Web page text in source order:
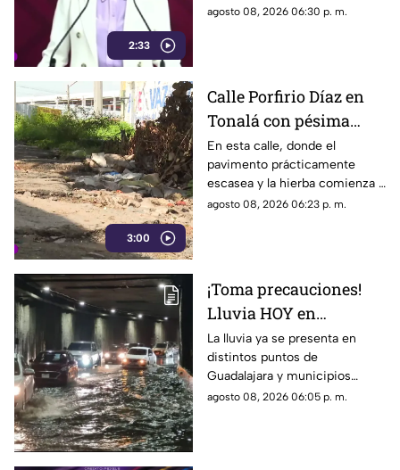
2:33
el gasto de recursos
austeridad establecidos por el
partido.
agosto 08, 2026 06:30 p. m.
3:00
Calle Porfirio Díaz en
Tonalá con pésima
vialidad y basura por
todas partes
En esta calle, donde el
pavimento prácticamente
escasea y la hierba comienza a
ganar terreno, los vecinos
resultados.
agosto 08, 2026 06:23 p. m.
¡Toma precauciones!
Lluvia HOY en
Guadalajara deja
fuertes vientos y
amenaza de granizo
La lluvia ya se presenta en
distintos puntos de
Guadalajara y municipios
cercanos, con fuertes vientos,
agosto 08, 2026 06:05 p. m.